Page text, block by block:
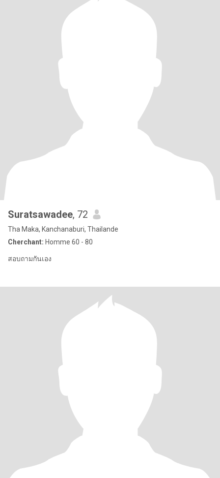
Suratsawadee, 72
Tha Maka, Kanchanaburi, Thailande
Cherchant: Homme 60 - 80
สอบถามกันเอง